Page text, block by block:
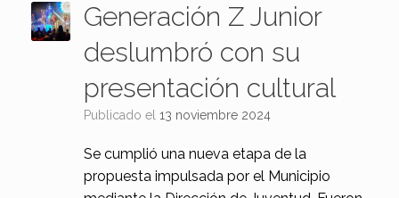
Generación Z Junior
deslumbró con su
presentación cultural
Publicado el 13 noviembre 2024
Se cumplió una nueva etapa de la
propuesta impulsada por el Municipio